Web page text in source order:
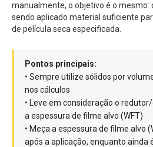
manualmente, o objetivo é o mesmo:
sendo aplicado material suficiente
de película seca especificada.
Pontos principais:
• Sempre utilize sólidos por
nos cálculos
• Leve em consideração o
a espessura de filme alvo (WFT)
• Meça a espessura de filme alvo
após a aplicação, enquanto ainda